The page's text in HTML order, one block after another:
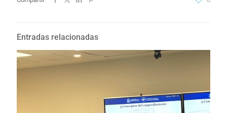
Entradas relacionadas